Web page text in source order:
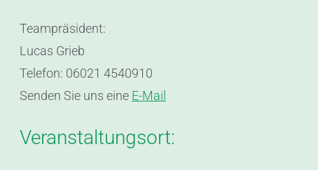
Teampräsident:
Lucas Grieb
Telefon: 06021 4540910
Senden Sie uns eine E-Mail
Veranstaltungsort: